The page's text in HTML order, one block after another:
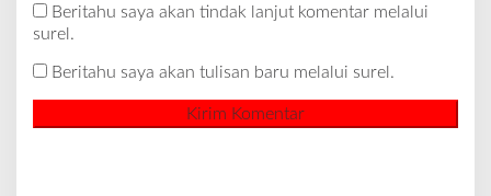
Beritahu saya akan tindak lanjut komentar melalui
surel.
Beritahu saya akan tulisan baru melalui surel.